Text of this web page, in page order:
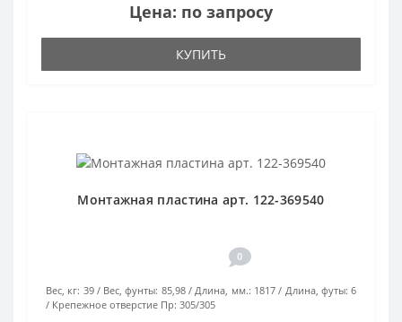
Цена: по запросу
КУПИТЬ
Монтажная пластина арт. 122-369540
0
Вес, кг: 39 Вес, фунты: 85,98 Длина, мм.: 1817 Длина, футы: 6
Крепежное отверстие Пр: 305/305